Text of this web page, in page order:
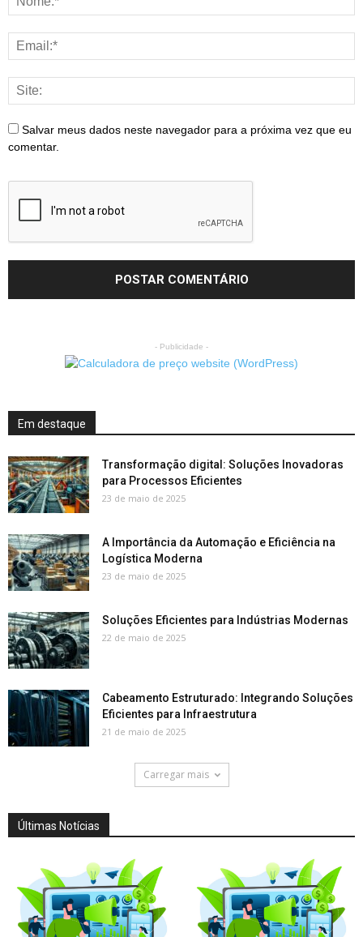
Salvar meus dados neste navegador para a próxima vez que eu
comentar.
- Publicidade -
Em destaque
Transformação digital: Soluções Inovadoras
para Processos Eficientes
23 de maio de 2025
A Importância da Automação e Eficiência na
Logística Moderna
23 de maio de 2025
Soluções Eficientes para Indústrias Modernas
22 de maio de 2025
Cabeamento Estruturado: Integrando Soluções
Eficientes para Infraestrutura
21 de maio de 2025
Carregar mais
Últimas Notícias